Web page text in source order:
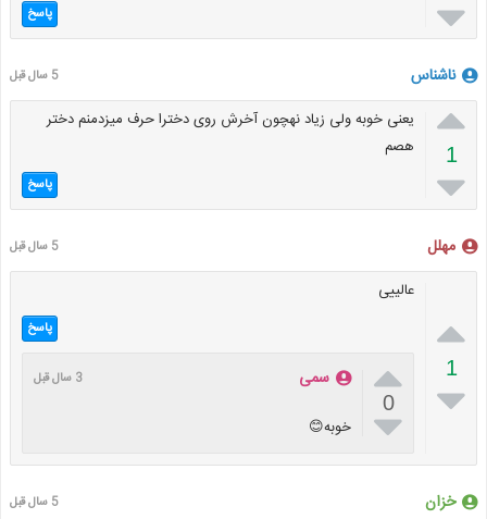
 پاسخ
ناشناس 5 سال قبل

1

یعنی خوبه ولی زیاد نهچون آخرش روی دخترا حرف میزدمنم دختر
هصم
پاسخ
مهلل 5 سال قبل

1

عالییی
پاسخ

0

سمی 3 سال قبل
خوبه😊
خزان 5 سال قبل